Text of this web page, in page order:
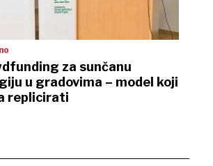
za sunčanu
u gradovima – model koji
replicirati